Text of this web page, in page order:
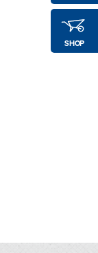
SHOP